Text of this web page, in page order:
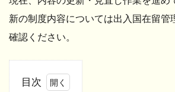
新の制度内容については出入国在留管
確認ください。
目次